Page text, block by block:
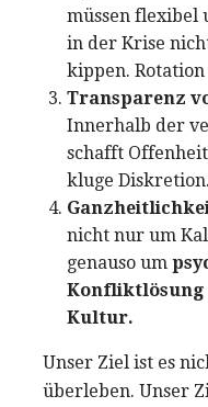
müssen flexibel
in der Krise
kippen.
Transparenz
Innerhalb der
schafft
kluge Diskretion.
nicht nur um
genauso um
Konfliktlösung
Kultur.
Unser Ziel ist es
überleben. Unser